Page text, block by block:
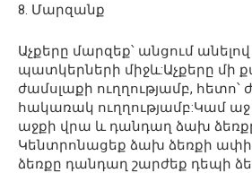
8. Մարզանք
Աչքերը մարզեք՝ անցում
պատկերների միջև:Աչքերը մի
ժամսլաքի ուղղությամբ, հետո՝
հակառակ ուղղությամբ:Կամ աջ
աջքի վրա և դանդաղ ձախ
Կենտրոնացեք ձախ ձեռքի
ձեռքը դանդաղ շարժեք դեպի